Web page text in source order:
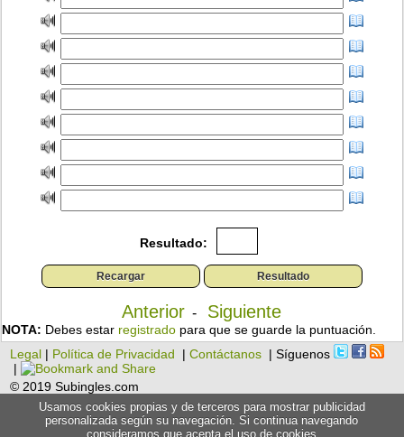
Resultado:
Anterior - Siguiente
NOTA: Debes estar registrado para que se guarde la puntuación.
Legal | Política de Privacidad |Contáctanos | Síguenos
|
© 2019 Subingles.com
Usamos cookies propias y de terceros para mostrar publicidad
personalizada según su navegación. Si continua navegando
consideramos que acepta el uso de cookies